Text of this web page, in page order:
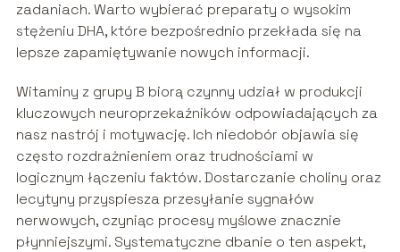
zadaniach. Warto wybierać preparaty o wysokim
stężeniu DHA, które bezpośrednio przekłada się na
lepsze zapamiętywanie nowych informacji.
Witaminy z grupy B biorą czynny udział w produkcji
kluczowych neuroprzekaźników odpowiadających za
nasz nastrój i motywację. Ich niedobór objawia się
często rozdrażnieniem oraz trudnościami w
logicznym łączeniu faktów. Dostarczanie choliny oraz
lecytyny przyspiesza przesyłanie sygnałów
nerwowych, czyniąc procesy myślowe znacznie
płynniejszymi. Systematyczne dbanie o ten aspekt,